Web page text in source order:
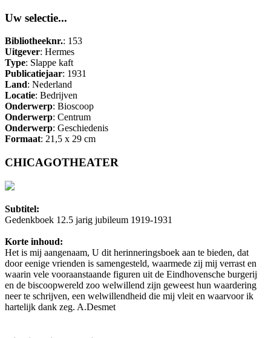
Uw selectie...
Bibliotheeknr.: 153
Uitgever: Hermes
Type: Slappe kaft
Publicatiejaar: 1931
Land: Nederland
Locatie: Bedrijven
Onderwerp: Bioscoop
Onderwerp: Centrum
Onderwerp: Geschiedenis
Formaat: 21,5 x 29 cm
CHICAGOTHEATER
Subtitel:
Gedenkboek 12.5 jarig jubileum 1919-1931
Korte inhoud:
Het is mij aangenaam, U dit herinneringsboek aan te bieden, dat
door eenige vrienden is samengesteld, waarmede zij mij verrast en
waarin vele vooraanstaande figuren uit de Eindhovensche burgerij
en de biscoopwereld zoo welwillend zijn geweest hun waardering
neer te schrijven, een welwillendheid die mij vleit en waarvoor ik
hartelijk dank zeg. A.Desmet